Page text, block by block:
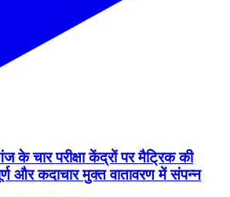
के चार परीक्षा केंद्रों पर मैट्रिक की
और कदाचार मुक्त वातावरण में संपन्न